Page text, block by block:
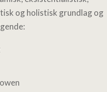
og holistisk grundlag og